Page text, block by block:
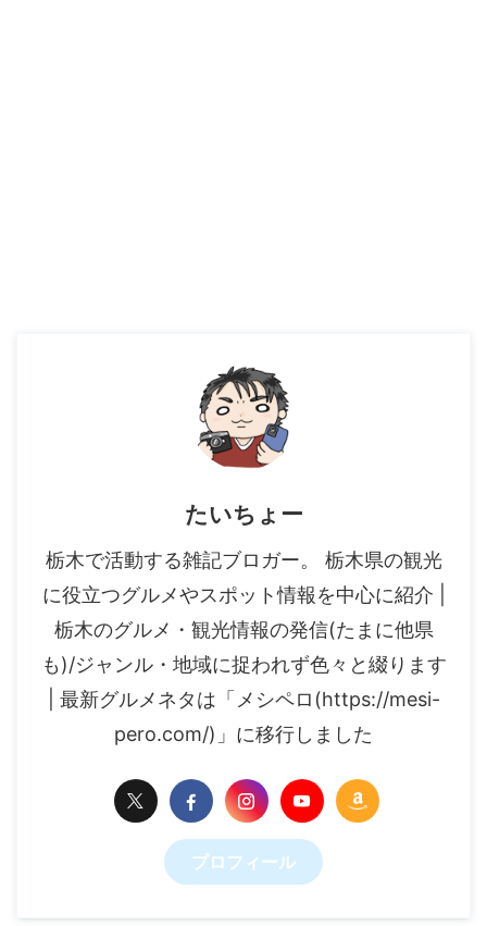
たいちょー
栃木で活動する雑記ブロガー。 栃木県の観光
に役立つグルメやスポット情報を中心に紹介 |
栃木のグルメ・観光情報の発信(たまに他県
も)/ジャンル・地域に捉われず色々と綴ります
| 最新グルメネタは「メシペロ(https://mesi-
pero.com/)」に移行しました
プロフィール